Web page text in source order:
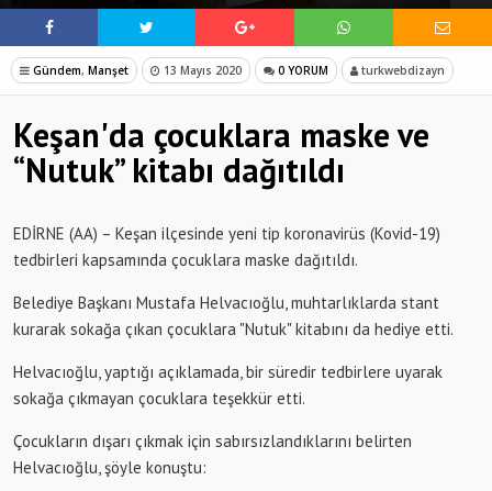
Gündem, Manşet 13 Mayıs 2020 0 YORUM turkwebdizayn
Keşan'da çocuklara maske ve
“Nutuk” kitabı dağıtıldı
EDİRNE (AA) – Keşan ilçesinde yeni tip koronavirüs (Kovid-19)
tedbirleri kapsamında çocuklara maske dağıtıldı.
Belediye Başkanı Mustafa Helvacıoğlu, muhtarlıklarda stant
kurarak sokağa çıkan çocuklara "Nutuk" kitabını da hediye etti.
Helvacıoğlu, yaptığı açıklamada, bir süredir tedbirlere uyarak
sokağa çıkmayan çocuklara teşekkür etti.
Çocukların dışarı çıkmak için sabırsızlandıklarını belirten
Helvacıoğlu, şöyle konuştu: